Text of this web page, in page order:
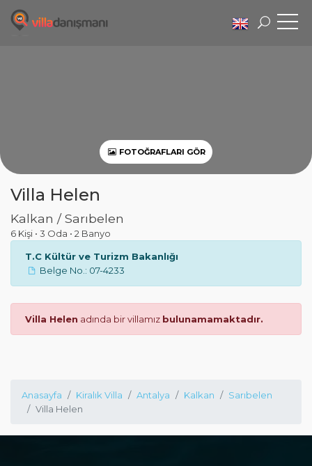
FOTOĞRAFLARI GÖR
Villa Helen
Kalkan / Sarıbelen
6 Kişi • 3 Oda • 2 Banyo
T.C Kültür ve Turizm Bakanlığı
Belge No.: 07-4233
Villa Helen adında bir villamız bulunamamaktadır.
Anasayfa Kiralık Villa Antalya Kalkan
Sarıbelen
Villa Helen